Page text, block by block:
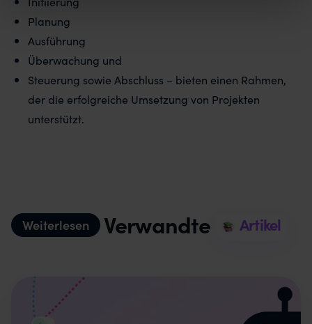
Planung
Ausführung
Überwachung und
Steuerung sowie Abschluss – bieten einen Rahmen,
der die erfolgreiche Umsetzung von Projekten
unterstützt.
Weiterlesen Verwandte Artikel